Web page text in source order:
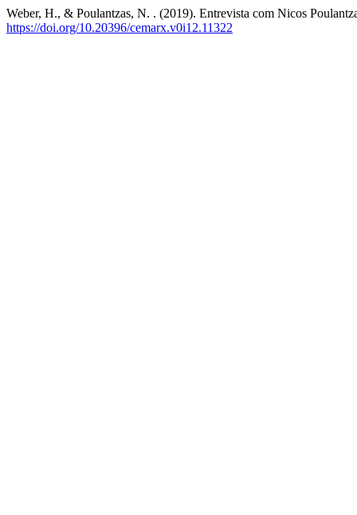
Weber, H., & Poulantzas, N. . (2019). Entrevista com Nicos
https://doi.org/10.20396/cemarx.v0i12.11322